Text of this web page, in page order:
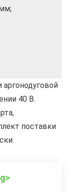
аргонодуговой
40 В.
поставки